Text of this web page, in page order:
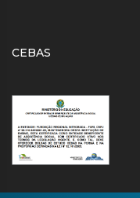
CEBAS